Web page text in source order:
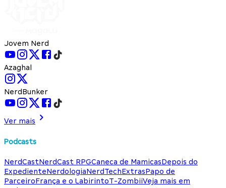
Jovem Nerd
Azaghal
NerdBunker
Ver mais
Podcasts
NerdCastNerdCast RPGCaneca de MamicasDepois do
ExpedienteNerdologiaNerdTechExtrasPapo de
ParceiroFrança e o LabirintoT-ZombiiVeja mais em